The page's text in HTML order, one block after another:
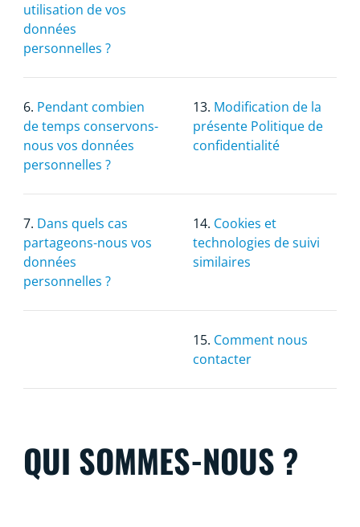
utilisation de vos
données
personnelles ?
6. Pendant combien
de temps conservons-
nous vos données
personnelles ?
13. Modification de la
présente Politique de
confidentialité
7. Dans quels cas
partageons-nous vos
données
personnelles ?
14. Cookies et
technologies de suivi
similaires
15. Comment nous
contacter
QUI SOMMES-NOUS ?